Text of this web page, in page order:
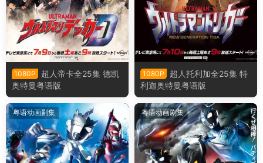
1080P
超人帝卡全25集 德凯
奥特曼粤语版
1080P
超人托利加全25集 特
利迦奥特曼粤语版
粤语动画剧集 粤语动画剧集